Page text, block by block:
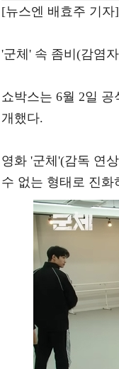
[뉴스엔 배효주 기자]
'군체' 속 좀비(감염
쇼박스는 6월 2일
개했다.
영화 '군체'(감독 연
수 없는 형태로 진